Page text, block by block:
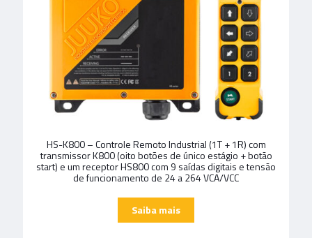
HS-K800 – Controle Remoto Industrial (1T + 1R) com
transmissor K800 (oito botões de único estágio + botão
start) e um receptor HS800 com 9 saídas digitais e tensão
de funcionamento de 24 a 264 VCA/VCC